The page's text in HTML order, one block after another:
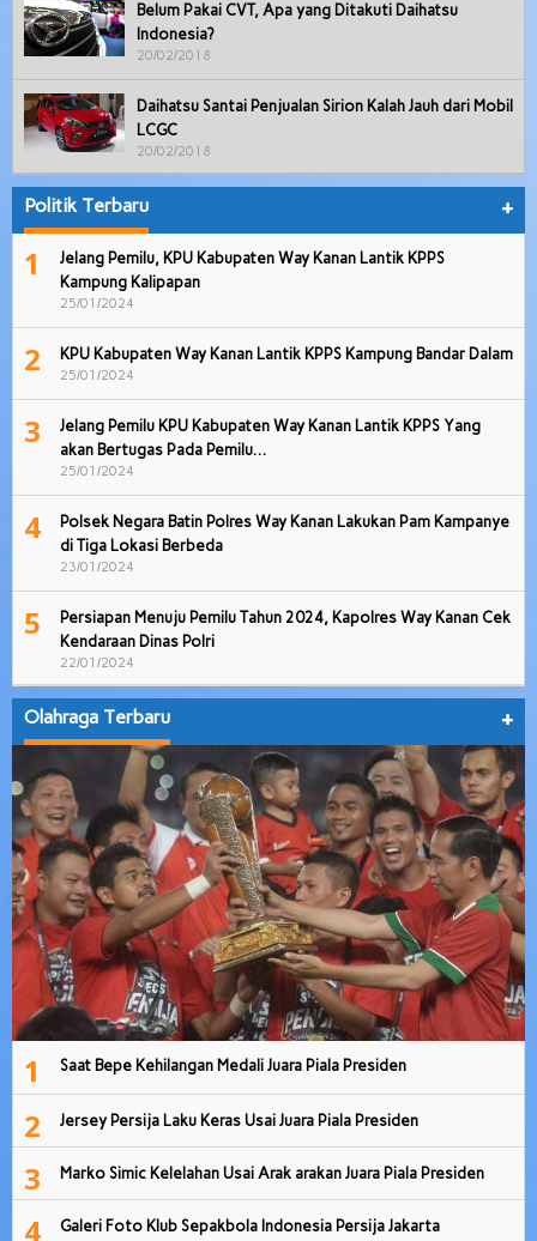
Belum Pakai CVT, Apa yang Ditakuti Daihatsu
Indonesia?
20/02/2018
Daihatsu Santai Penjualan Sirion Kalah Jauh dari Mobil
LCGC
20/02/2018
Politik Terbaru +
1
Jelang Pemilu, KPU Kabupaten Way Kanan Lantik KPPS
Kampung Kalipapan
25/01/2024
2 KPU Kabupaten Way Kanan Lantik KPPS Kampung Bandar Dalam
25/01/2024
3
Jelang Pemilu KPU Kabupaten Way Kanan Lantik KPPS Yang
akan Bertugas Pada Pemilu…
25/01/2024
4
Polsek Negara Batin Polres Way Kanan Lakukan Pam Kampanye
di Tiga Lokasi Berbeda
23/01/2024
5
Persiapan Menuju Pemilu Tahun 2024, Kapolres Way Kanan Cek
Kendaraan Dinas Polri
22/01/2024
Olahraga Terbaru +
1 Saat Bepe Kehilangan Medali Juara Piala Presiden
2 Jersey Persija Laku Keras Usai Juara Piala Presiden
3 Marko Simic Kelelahan Usai Arak arakan Juara Piala Presiden
4 Galeri Foto Klub Sepakbola Indonesia Persija Jakarta